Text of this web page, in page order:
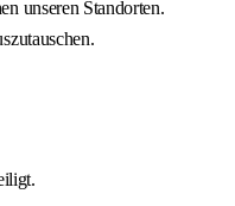
unseren Standorten.